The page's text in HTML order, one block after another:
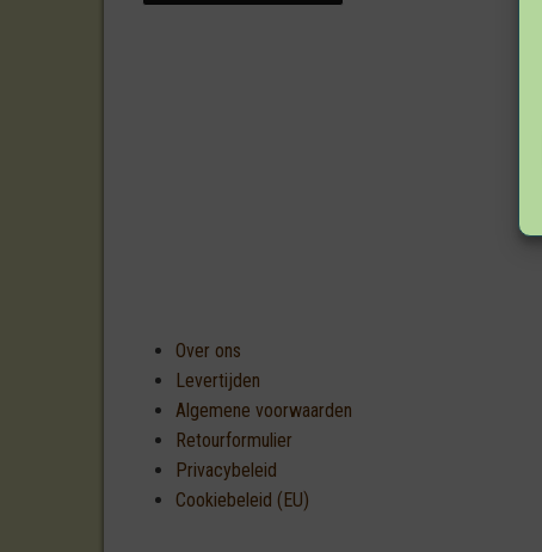
Over ons
Levertijden
Algemene voorwaarden
Retourformulier
Privacybeleid
Cookiebeleid (EU)